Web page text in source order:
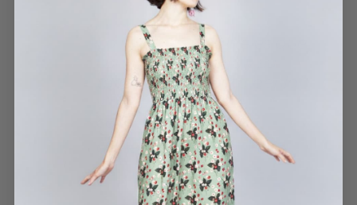
Lo más destacable es que
combina con todo y su
tacto suave. Sienta genial
y tiene un tejido de
calidad.
CAMISETA ESCRITORAS